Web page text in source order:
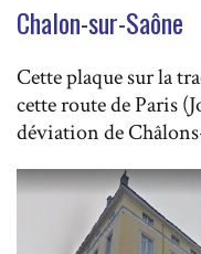
Chalon-sur-Saône
Cette plaque sur la
cette route de Paris
déviation de